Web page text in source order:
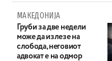
МАКЕДОНИЈА
Груби за две недели
може да излезе на
слобода, неговиот
адвокат е на одмор